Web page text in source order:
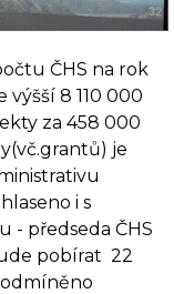
ČHS na rok
výšší 8 110 000
za 458 000
je
i s
předseda ČHS
pobírat 22